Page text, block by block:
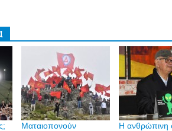
Ματαιοπονούν
Η ανθρώπινη